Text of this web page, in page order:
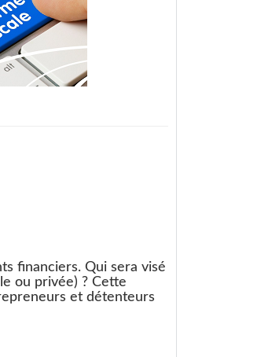
financiers. Qui sera visé
ou privée) ? Cette
et détenteurs